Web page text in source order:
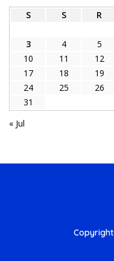
S
S R
3
4 5
10
11 12
17
18 19
24
25 26
31
« Jul